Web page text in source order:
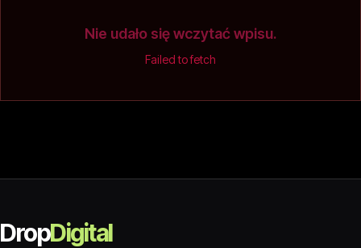
Nie udało się wczytać wpisu.
Failed to fetch
DropDigital